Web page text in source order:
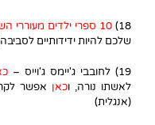
18) 10 ספרי ילדים מעוררי השראה שעוסקים בטבע
שלכם להיות ידידותיים
19) לחובבי ג'יימס ג'וייס –
לאשתו נורה, וכאן אפשר
(אנגלית)